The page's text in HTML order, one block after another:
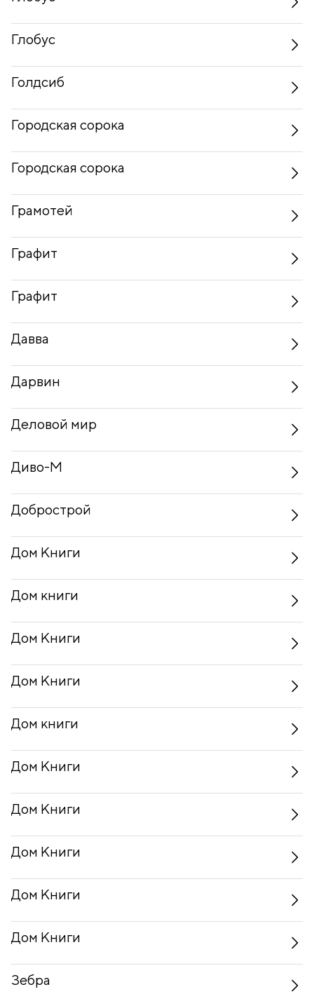
Глобус
Голдсиб
Городская сорока
Городская сорока
Грамотей
Графит
Графит
Давва
Дарвин
Деловой мир
Диво-М
Добрострой
Дом Книги
Дом книги
Дом Книги
Дом Книги
Дом книги
Дом Книги
Дом Книги
Дом Книги
Дом Книги
Дом Книги
Зебра